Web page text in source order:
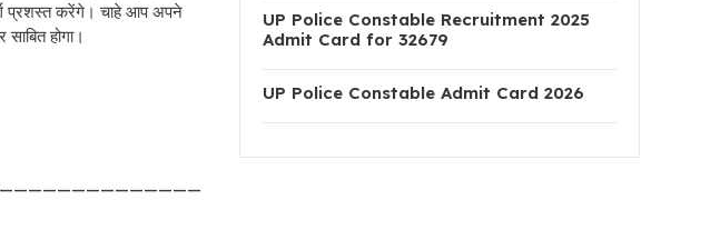
प्रशस्त करेंगे। चाहे आप अपने
होगा।
UP Police Constable Recruitment 2025
Admit Card for 32679
UP Police Constable Admit Card 2026